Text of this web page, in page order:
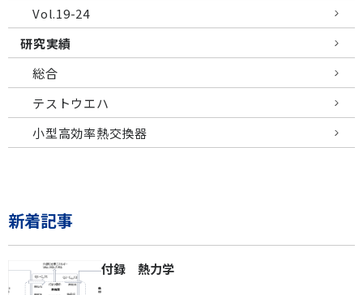
Vol.19-24
研究実績
総合
テストウエハ
小型高効率熱交換器
新着記事
付録 熱力学